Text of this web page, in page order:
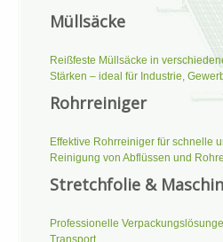
Müllsäcke
Reißfeste Müllsäcke in
Stärken – ideal für Industrie,
Rohrreiniger
Effektive Rohrreiniger für schnelle
Reinigung von Abflüssen und
Stretchfolie &
Professionelle
Transport.